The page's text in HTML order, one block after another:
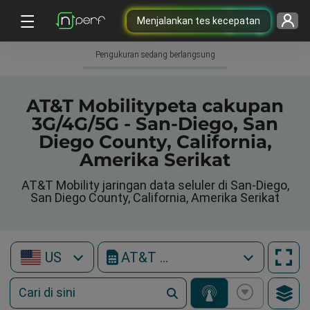
Menjalankan tes kecepatan
Pengukuran sedang berlangsung
AT&T Mobilitypeta cakupan
3G/4G/5G - San-Diego, San
Diego County, California,
Amerika Serikat
AT&T Mobility jaringan data seluler di San-Diego,
San Diego County, California, Amerika Serikat
US AT&T Mobility